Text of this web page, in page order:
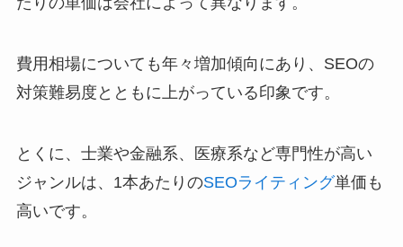
費用相場についても年々増加傾向にあり、SEOの
対策難易度とともに上がっている印象です。
とくに、士業や金融系、医療系など専門性が高い
ジャンルは、1本あたりのSEOライティング単価も
高いです。